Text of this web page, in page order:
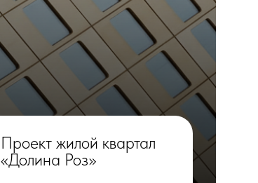
Проект жилой квартал
«Долина Роз»